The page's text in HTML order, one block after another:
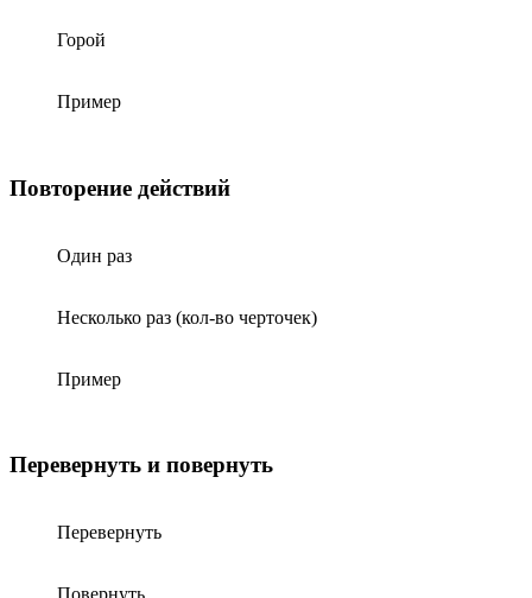
Горой
Пример
Повторение действий
Один раз
Несколько раз (кол-во черточек)
Пример
Перевернуть и повернуть
Перевернуть
Повернуть